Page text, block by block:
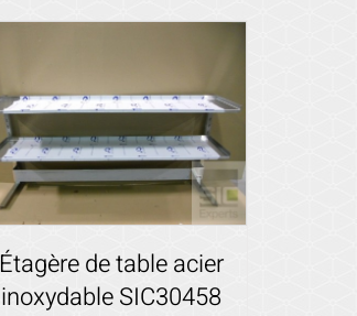
Étagère de table acier
inoxydable SIC30458